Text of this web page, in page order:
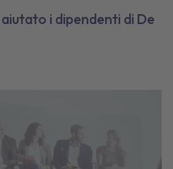
i dipendenti di De